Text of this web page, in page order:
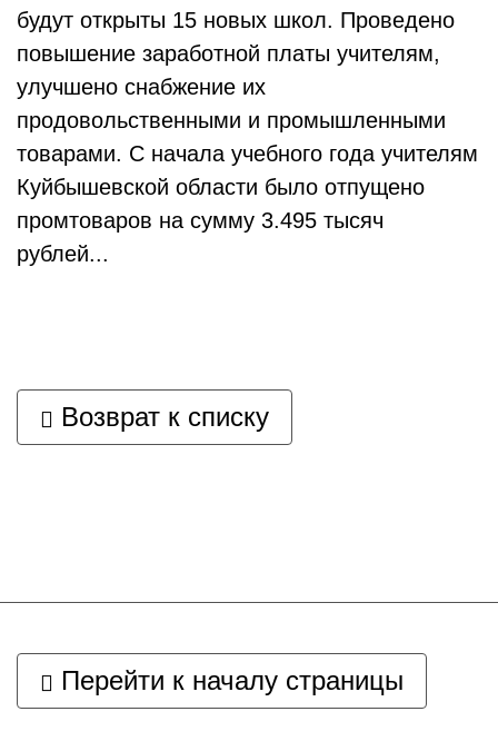
будут открыты 15 новых школ. Проведено
повышение заработной платы учителям,
улучшено снабжение их
продовольственными и промышленными
товарами. С начала учебного года учителям
Куйбышевской области было отпущено
промтоваров на сумму 3.495 тысяч
рублей...
Возврат к списку
Перейти к началу страницы